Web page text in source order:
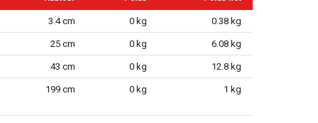
3.4 cm 0 kg 0.38 kg
25 cm 0 kg 6.08 kg
43 cm 0 kg 12.8 kg
199 cm 0 kg 1 kg